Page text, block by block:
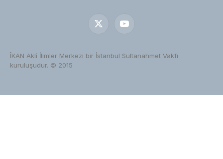
X
YouTube
ÎKAN Aklî İlimler Merkezi bir İstanbul Sultanahmet Vakfı
kuruluşudur. © 2015